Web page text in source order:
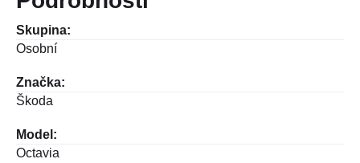
Skupina:
Osobní
Značka:
Škoda
Model:
Octavia